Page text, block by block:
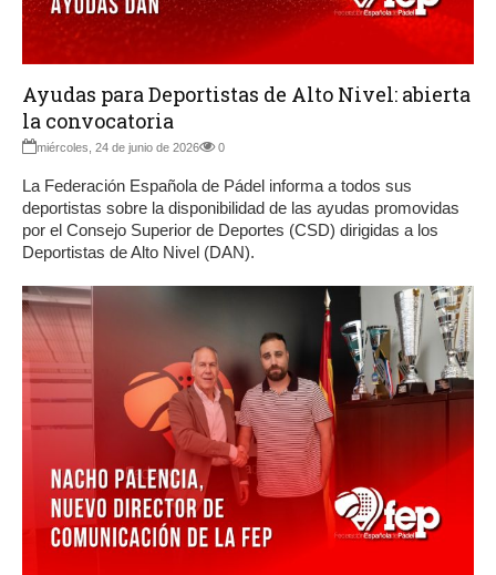
Ayudas para Deportistas de Alto Nivel: abierta
la convocatoria
miércoles, 24 de junio de 2026 0
La Federación Española de Pádel informa a todos sus
deportistas sobre la disponibilidad de las ayudas promovidas
por el Consejo Superior de Deportes (CSD) dirigidas a los
Deportistas de Alto Nivel (DAN).